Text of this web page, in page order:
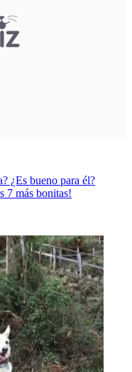
¿Es bueno para él?
7 más bonitas!